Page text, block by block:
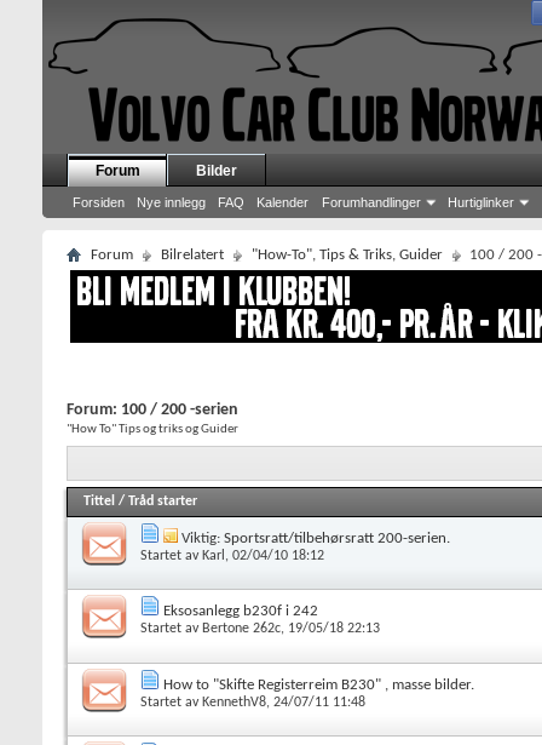
Forum
Forsiden Nye innlegg FAQ Kalender Forumhandlinger Hurtiglinker
Bilder
Forum Bilrelatert "How-To", Tips & Triks, Guider 100 / 200
Forum: 100 / 200 -serien
"How To" Tips og triks og Guider
Tittel / Tråd starter
Viktig: Sportsratt/tilbehørsratt 200-serien.
Startet av Karl , 02/04/10 18:12
Eksosanlegg b230f i 242
Startet av Bertone 262c, 19/05/18 22:13
How to "Skifte Registerreim B230" , masse bilder.
Startet av KennethV8, 24/07/11 11:48